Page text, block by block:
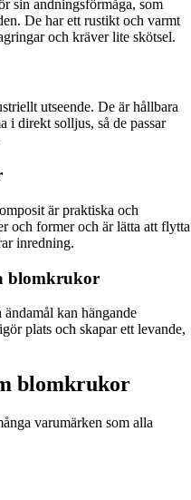
sin andningsförmåga, som
De har ett rustikt och varmt
och kräver lite skötsel.
utseende. De är hållbara
i direkt solljus, så de passar
är praktiska och
och former och är lätta att flytta
inredning.
blomkrukor
kan hängande
plats och skapar ett levande,
blomkrukor
varumärken som alla